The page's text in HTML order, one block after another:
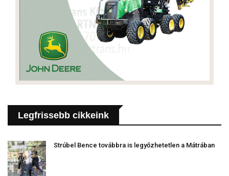
Legfrissebb cikkeink
Strúbel Bence továbbra is legyőzhetetlen a Mátrában